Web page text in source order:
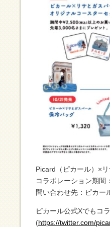
Picard（ピカール）×
コラボレーション期間
問い合わせ先：ピカー
ピカール公式Xでもコ
(https://twitter.com/